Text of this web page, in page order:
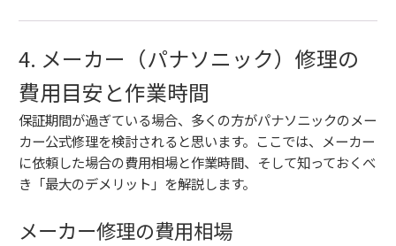
4. メーカー（パナソニック）修理の
費用目安と作業時間
保証期間が過ぎている場合、多くの方がパナソニックのメー
カー公式修理を検討されると思います。ここでは、メーカー
に依頼した場合の費用相場と作業時間、そして知っておくべ
き「最大のデメリット」を解説します。
メーカー修理の費用相場